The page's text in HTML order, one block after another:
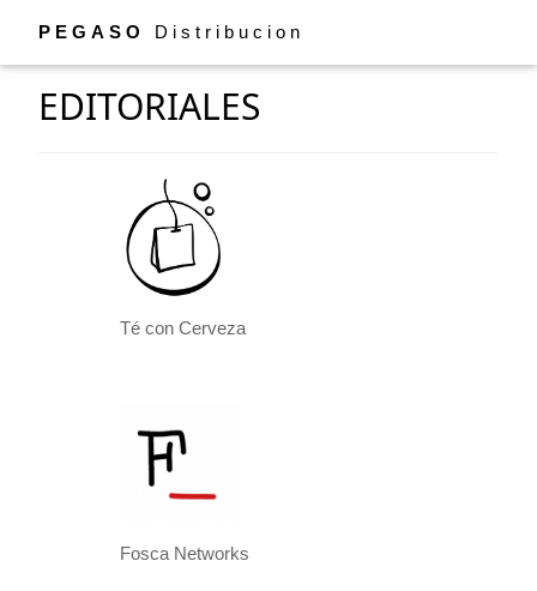
PEGASO Distribucion
EDITORIALES
Té con Cerveza
Fosca Networks